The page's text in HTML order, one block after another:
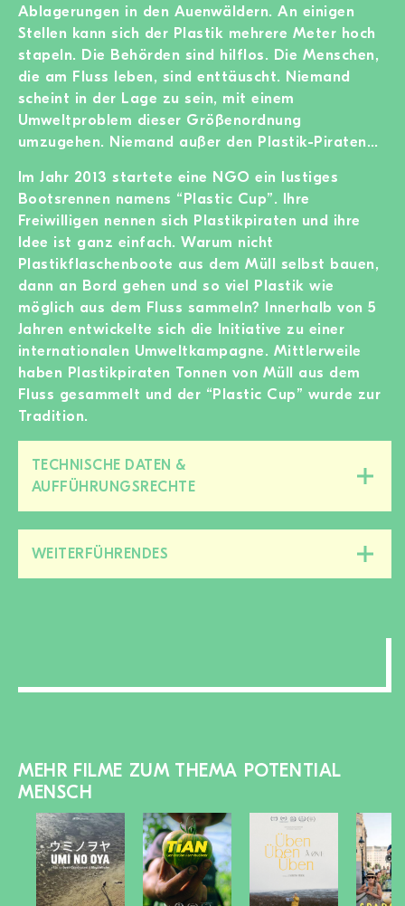
Ablagerungen in den Auenwäldern. An einigen
Stellen kann sich der Plastik mehrere Meter hoch
stapeln. Die Behörden sind hilflos. Die Menschen,
die am Fluss leben, sind enttäuscht. Niemand
scheint in der Lage zu sein, mit einem
Umweltproblem dieser Größenordnung
umzugehen. Niemand außer den Plastik-Piraten…
Im Jahr 2013 startete eine NGO ein lustiges
Bootsrennen namens “Plastic Cup”. Ihre
Freiwilligen nennen sich Plastikpiraten und ihre
Idee ist ganz einfach. Warum nicht
Plastikflaschenboote aus dem Müll selbst bauen,
dann an Bord gehen und so viel Plastik wie
möglich aus dem Fluss sammeln? Innerhalb von 5
Jahren entwickelte sich die Initiative zu einer
internationalen Umweltkampagne. Mittlerweile
haben Plastikpiraten Tonnen von Müll aus dem
Fluss gesammelt und der “Plastic Cup” wurde zur
Tradition.
TECHNISCHE DATEN &
AUFFÜHRUNGSRECHTE
WEITERFÜHRENDES
Bereich
MEHR FILME ZUM THEMA POTENTIAL
MENSCH